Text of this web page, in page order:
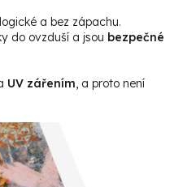
a bez zápachu.
do ovzduší a jsou bezpečné
UV zářením, a proto není